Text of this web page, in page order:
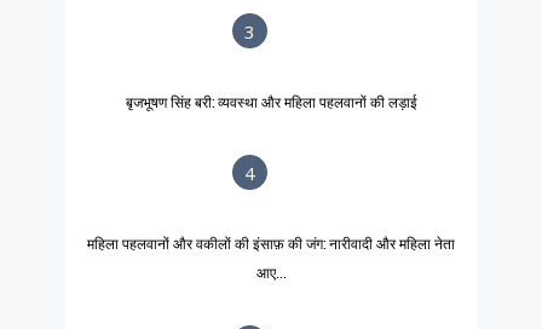
3
बृजभूषण सिंह बरी: व्यवस्था और महिला पहलवानों की लड़ाई
4
महिला पहलवानों और वकीलों की इंसाफ़ की जंग: नारीवादी और महिला नेता
आए...